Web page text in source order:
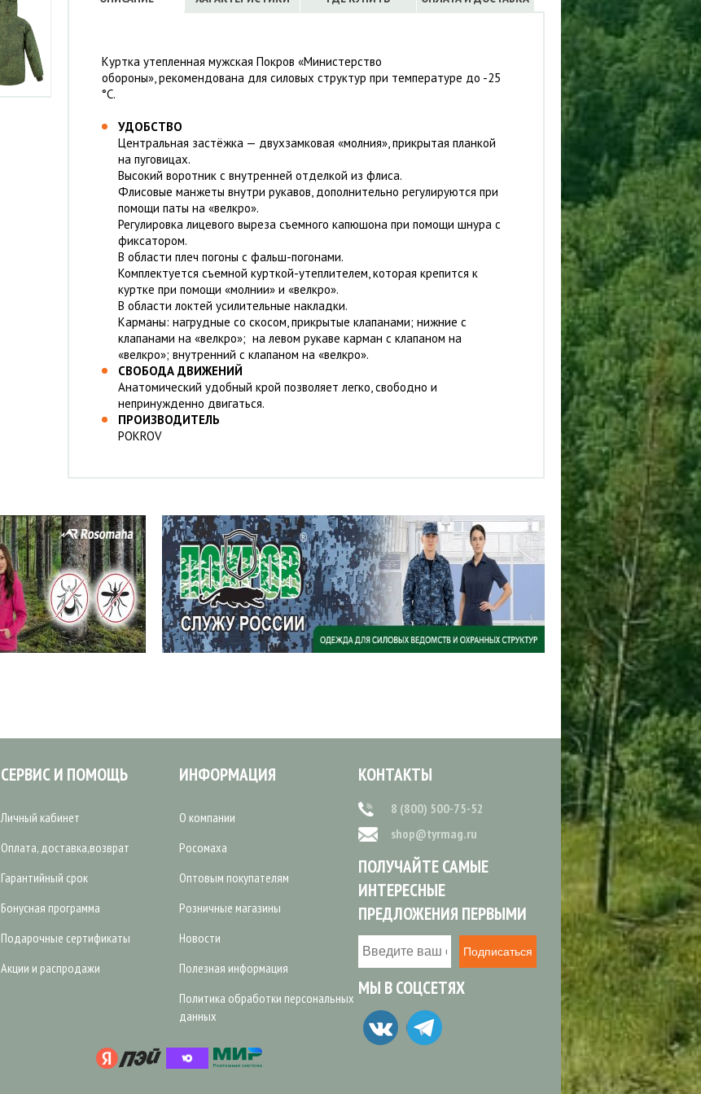
Куртка утепленная мужская Покров «Министерство
обороны», рекомендована для силовых структур при температуре до -25
°С.
УДОБСТВО
Центральная застёжка — двухзамковая «молния», прикрытая планкой
на пуговицах.
Высокий воротник с внутренней отделкой из флиса.
Флисовые манжеты внутри рукавов, дополнительно регулируются при
помощи паты на «велкро».
Регулировка лицевого выреза съемного капюшона при помощи шнура с
фиксатором.
В области плеч погоны с фальш-погонами.
Комплектуется съемной курткой-утеплителем, которая крепится к
куртке при помощи «молнии» и «велкро».
В области локтей усилительные накладки.
Карманы: нагрудные со скосом, прикрытые клапанами; нижние с
клапанами на «велкро»; на левом рукаве карман с клапаном на
«велкро»; внутренний с клапаном на «велкро».
СВОБОДА ДВИЖЕНИЙ
Анатомический удобный крой позволяет легко, свободно и
непринужденно двигаться.
ПРОИЗВОДИТЕЛЬ
POKROV
СЕРВИС И ПОМОЩЬ
Личный кабинет
Оплата, доставка,возврат
Гарантийный срок
Бонусная программа
Подарочные сертификаты
Акции и распродажи
ИНФОРМАЦИЯ
О компании
Росомаха
Оптовым покупателям
Розничные магазины
Новости
Полезная информация
Политика обработки персональных
данных
КОНТАКТЫ
8 (800) 500-75-52
shop@tyrmag.ru
ПОЛУЧАЙТЕ САМЫЕ
ИНТЕРЕСНЫЕ
ПРЕДЛОЖЕНИЯ ПЕРВЫМИ
Подписаться
МЫ В СОЦСЕТЯХ